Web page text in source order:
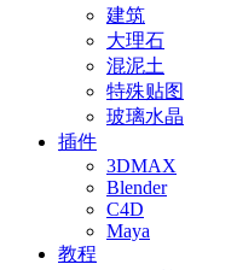
建筑
大理石
混泥土
特殊贴图
玻璃水晶
插件
3DMAX
Blender
C4D
Maya
教程